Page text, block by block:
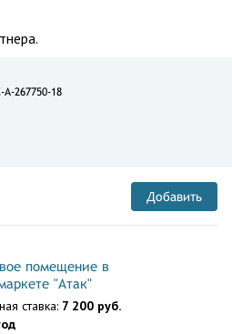
A-267750-18
Добавить
помещение в
"Атак"
ставка: 7 200 руб.